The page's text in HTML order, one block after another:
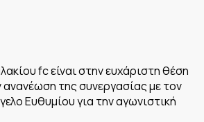
fc είναι στην ευχάριστη θέση
ανανέωση της συνεργασίας με τον
Ευθυμίου για την αγωνιστική